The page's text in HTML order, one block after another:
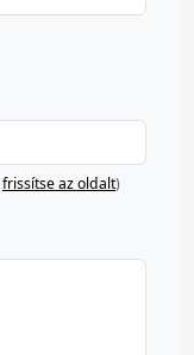
frissítse az oldalt)